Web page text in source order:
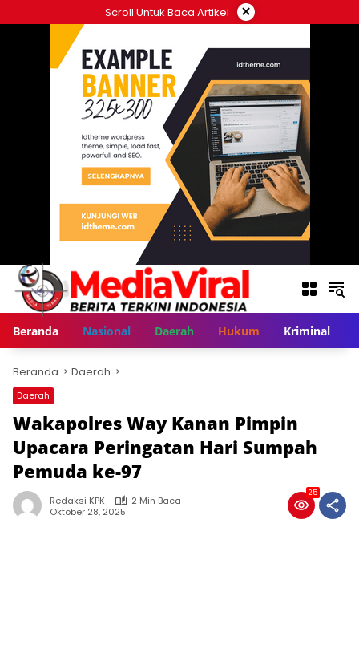
ke
Scroll Untuk Baca Artikel ×
Beranda Nasional Daerah Hukum Kriminal
Beranda Daerah
Daerah
Wakapolres Way Kanan Pimpin
Upacara Peringatan Hari Sumpah
Pemuda ke-97
Redaksi KPK
2 Min Baca
Oktober 28, 2025
25